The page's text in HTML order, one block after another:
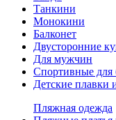
Танкини
Монокини
Балконет
Двусторонние
Для мужчин
Спортивные для
Детские плавки
Пляжная одежда